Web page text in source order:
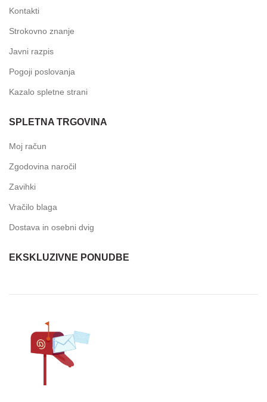
Kontakti
Strokovno znanje
Javni razpis
Pogoji poslovanja
Kazalo spletne strani
SPLETNA TRGOVINA
Moj račun
Zgodovina naročil
Zavihki
Vračilo blaga
Dostava in osebni dvig
EKSKLUZIVNE PONUDBE